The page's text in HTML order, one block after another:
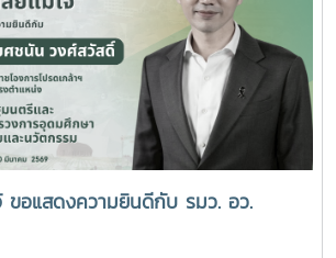
ขอแสดงความยินดีกับ รมว. อว.